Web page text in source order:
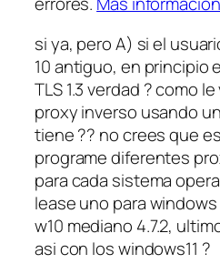
si ya, pero A) si el
10 antiguo, en principio
TLS 1.3 verdad ? como
proxy inverso usando
tiene ?? no crees que
programe diferentes
para cada sistema
lease uno para
w10 mediano 4.7.2,
asi con los windows11 ?